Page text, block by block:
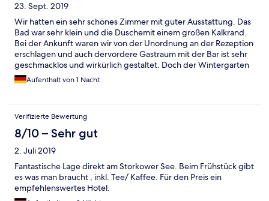
23. Sept. 2019
Wir hatten ein sehr schönes Zimmer mit guter Ausstattung. Das
Bad war sehr klein und die Duschemit einem großen Kalkrand.
Bei der Ankunft waren wir von der Unordnung an der Rezeption
erschlagen und auch dervordere Gastraum mit der Bar ist sehr
geschmacklos und wirkürlich gestaltet. Doch der Wintergarten
mit Kamin sehr schön und die große Terasse wunderbar. Vor
allem der Feuertopf.Das war sehr Gemütlich. Am nächsten Tag
Zum Abendessen gab es jedes Gericht auch als kleine
Portion.Das war sehr gut und es hat lecker geschmeckt. Der
Kaffee am Morgen schmeckte gar nicht.
Aufenthalt von 1 Nacht
Verifizierte Bewertung
8/10 – Sehr gut
2. Juli 2019
Fantastische Lage direkt am Storkower See. Beim Frühstück gibt
es was man braucht , inkl. Tee/ Kaffee. Für den Preis ein
empfehlenswertes Hotel.